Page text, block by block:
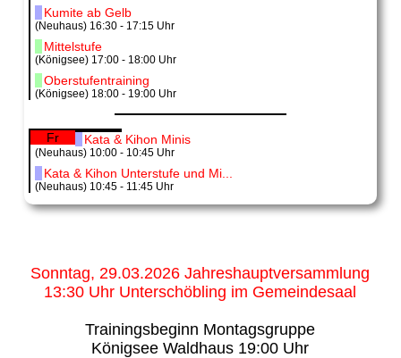
Kumite ab Gelb
(Neuhaus) 16:30 - 17:15 Uhr
Mittelstufe
(Königsee) 17:00 - 18:00 Uhr
Oberstufentraining
(Königsee) 18:00 - 19:00 Uhr
Fr Kata & Kihon Minis
(Neuhaus) 10:00 - 10:45 Uhr
Kata & Kihon Unterstufe und Mi...
(Neuhaus) 10:45 - 11:45 Uhr
Sonntag, 29.03.2026 Jahreshauptversammlung
13:30 Uhr Unterschöbling im Gemeindesaal
Trainingsbeginn Montagsgruppe
Königsee Waldhaus 19:00 Uhr